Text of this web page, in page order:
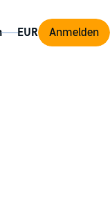
Anmelden